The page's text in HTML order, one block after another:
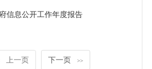
信息公开工作年度报告
上一页 下一页 >>